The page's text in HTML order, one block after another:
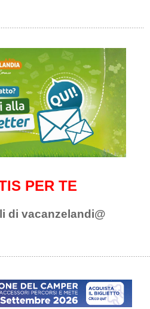
PER TE
di vacanzelandi@